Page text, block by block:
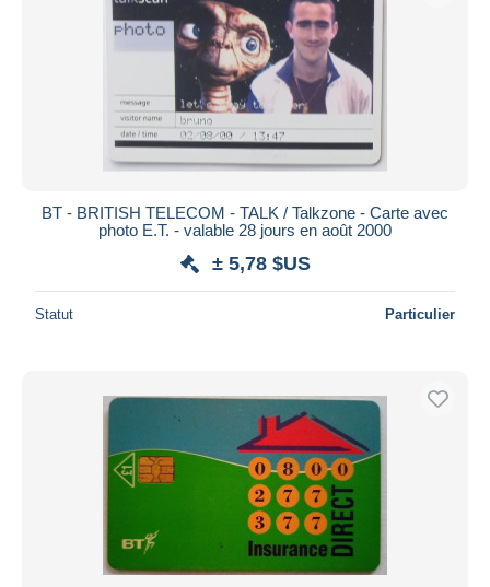
BT - BRITISH TELECOM - TALK / Talkzone - Carte avec
photo E.T. - valable 28 jours en août 2000
± 5,78 $US
Statut Particulier